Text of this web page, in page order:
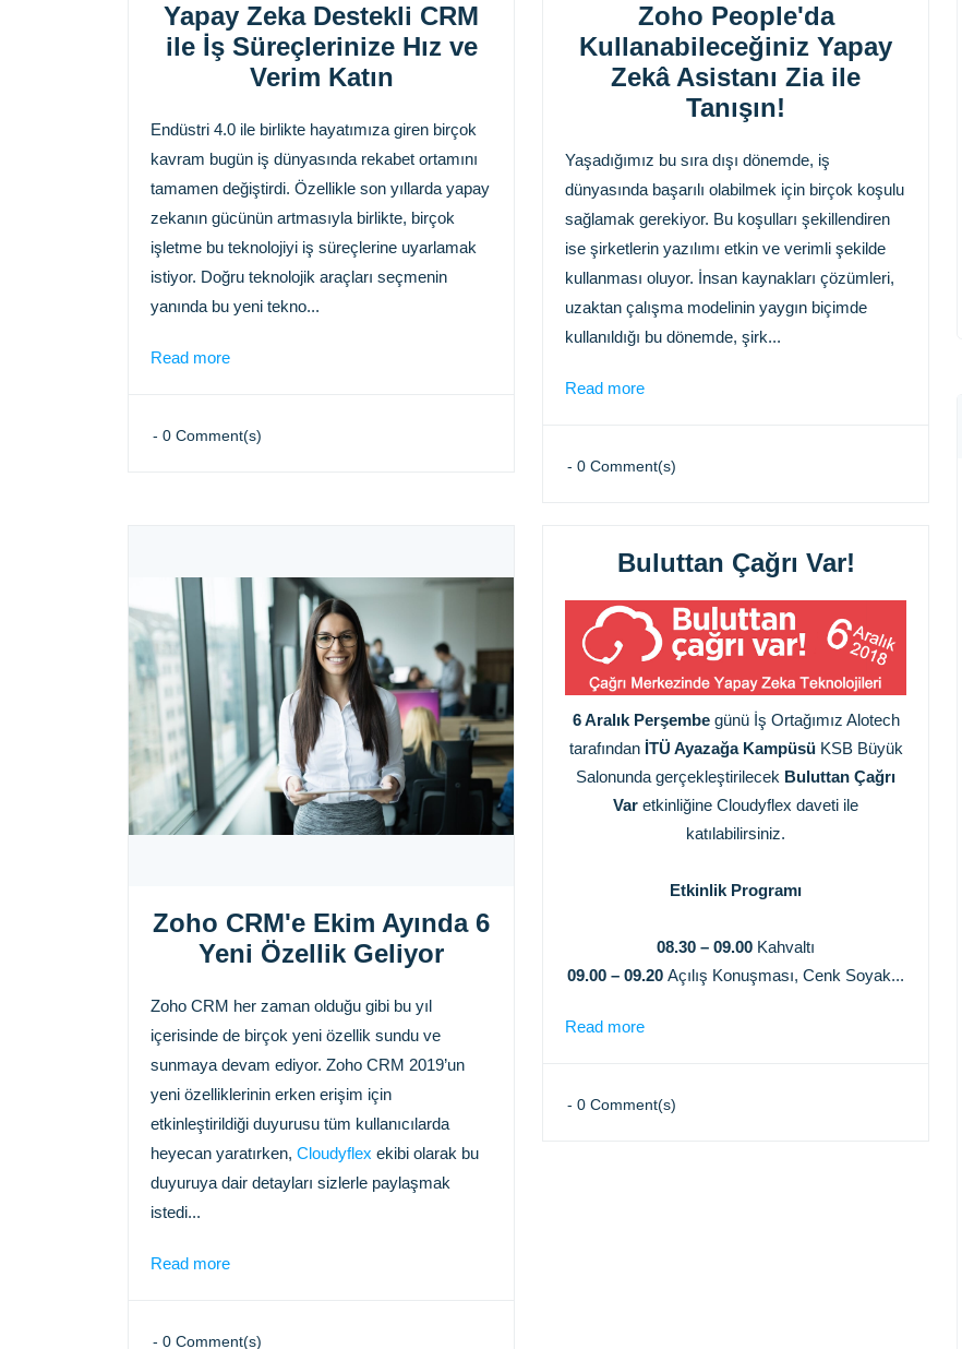
Yapay Zeka Destekli CRM
ile İş Süreçlerinize Hız ve
Verim Katın
Endüstri 4.0 ile birlikte hayatımıza giren birçok
kavram bugün iş dünyasında rekabet ortamını
tamamen değiştirdi. Özellikle son yıllarda yapay
zekanın gücünün artmasıyla birlikte, birçok
işletme bu teknolojiyi iş süreçlerine uyarlamak
istiyor. Doğru teknolojik araçları seçmenin
yanında bu yeni tekno...
Read more
- 0 Comment(s)
Zoho People'da
Kullanabileceğiniz Yapay
Zekâ Asistanı Zia ile
Tanışın!
Yaşadığımız bu sıra dışı dönemde, iş
dünyasında başarılı olabilmek için birçok koşulu
sağlamak gerekiyor. Bu koşulları şekillendiren
ise şirketlerin yazılımı etkin ve verimli şekilde
kullanması oluyor. İnsan kaynakları çözümleri,
uzaktan çalışma modelinin yaygın biçimde
kullanıldığı bu dönemde, şirk...
Read more
- 0 Comment(s)
Zoho CRM'e Ekim Ayında 6
Yeni Özellik Geliyor
Zoho CRM her zaman olduğu gibi bu yıl
içerisinde de birçok yeni özellik sundu ve
sunmaya devam ediyor. Zoho CRM 2019’un
yeni özelliklerinin erken erişim için
etkinleştirildiği duyurusu tüm kullanıcılarda
heyecan yaratırken, Cloudyflex ekibi olarak bu
duyuruya dair detayları sizlerle paylaşmak
istedi...
Read more
- 0 Comment(s)
Buluttan Çağrı Var!
6 Aralık Perşembegünü İş Ortağımız Alotech
tarafından İTÜ Ayazağa KampüsüKSB Büyük
Salonunda gerçekleştirilecek Buluttan Çağrı
Var etkinliğine Cloudyflex daveti ile
katılabilirsiniz.
Etkinlik Programı
08.30 – 09.00 Kahvaltı
09.00 – 09.20 Açılış Konuşması, Cenk Soyak...
Read more
- 0 Comment(s)